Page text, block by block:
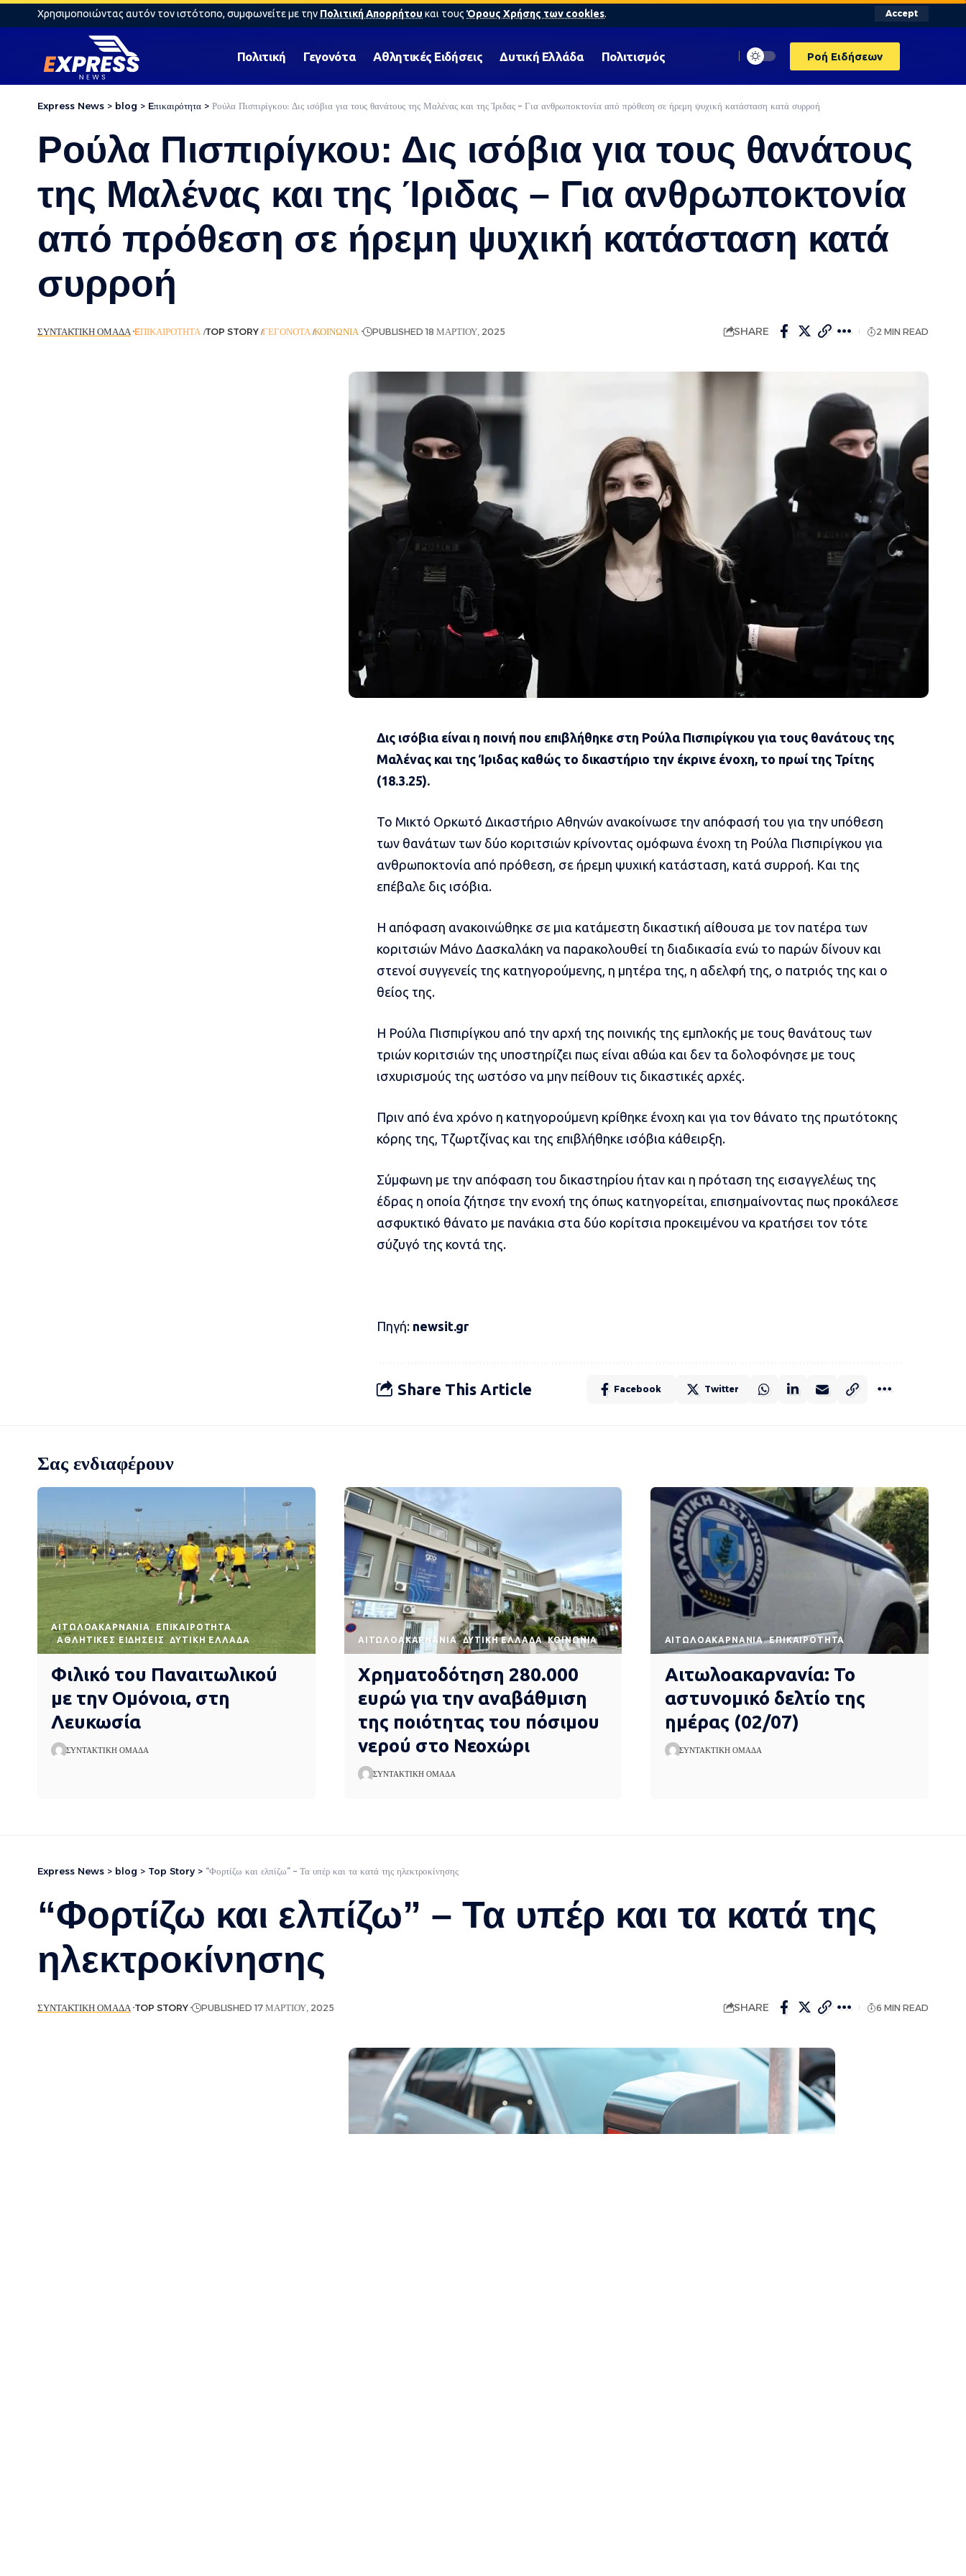
Χρησιμοποιώντας αυτόν τον ιστότοπο, συμφωνείτε με την Πολιτική Απορρήτου και τους Όρους Χρήσης των cookies. Accept
Πολιτική Γεγονότα Αθλητικές Ειδήσεις Δυτική Ελλάδα Πολιτισμός Ροή Ειδήσεων
Express News > blog > Eπικαιρότητα > Ρούλα Πισπιρίγκου: Δις ισόβια για τους θανάτους της Μαλένας και της Ίριδας – Για ανθρωποκτονία από πρόθεση σε ήρεμη ψυχική κατάσταση κατά συρροή
Ρούλα Πισπιρίγκου: Δις ισόβια για τους θανάτους
της Μαλένας και της Ίριδας – Για ανθρωποκτονία
από πρόθεση σε ήρεμη ψυχική κατάσταση κατά
συρροή
ΣΥΝΤΑΚΤΙΚΉ ΟΜΆΔΑ EΠΙΚΑΙΡΌΤΗΤΑ TOP STORY ΓΕΓΟΝΌΤΑ ΚΟΙΝΩΝΊΑ PUBLISHED 18 ΜΑΡΤΊΟΥ, 2025 SHARE 2 MIN READ
Δις ισόβια είναι η ποινή που επιβλήθηκε στη Ρούλα Πισπιρίγκου για τους θανάτους της
Μαλένας και της Ίριδας καθώς το δικαστήριο την έκρινε ένοχη, το πρωί της Τρίτης
(18.3.25).
Το Μικτό Ορκωτό Δικαστήριο Αθηνών ανακοίνωσε την απόφασή του για την υπόθεση
των θανάτων των δύο κοριτσιών κρίνοντας ομόφωνα ένοχη τη Ρούλα Πισπιρίγκου για
ανθρωποκτονία από πρόθεση, σε ήρεμη ψυχική κατάσταση, κατά συρροή. Και της
επέβαλε δις ισόβια.
Η απόφαση ανακοινώθηκε σε μια κατάμεστη δικαστική αίθουσα με τον πατέρα των
κοριτσιών Μάνο Δασκαλάκη να παρακολουθεί τη διαδικασία ενώ το παρών δίνουν και
στενοί συγγενείς της κατηγορούμενης, η μητέρα της, η αδελφή της, ο πατριός της και ο
θείος της.
Η Ρούλα Πισπιρίγκου από την αρχή της ποινικής της εμπλοκής με τους θανάτους των
τριών κοριτσιών της υποστηρίζει πως είναι αθώα και δεν τα δολοφόνησε με τους
ισχυρισμούς της ωστόσο να μην πείθουν τις δικαστικές αρχές.
Πριν από ένα χρόνο η κατηγορούμενη κρίθηκε ένοχη και για τον θάνατο της πρωτότοκης
κόρης της, Τζωρτζίνας και της επιβλήθηκε ισόβια κάθειρξη.
Σύμφωνη με την απόφαση του δικαστηρίου ήταν και η πρόταση της εισαγγελέως της
έδρας η οποία ζήτησε την ενοχή της όπως κατηγορείται, επισημαίνοντας πως προκάλεσε
ασφυκτικό θάνατο με πανάκια στα δύο κορίτσια προκειμένου να κρατήσει τον τότε
σύζυγό της κοντά της.
Πηγή:newsit.gr
Share This Article Facebook Twitter
Σας ενδιαφέρουν
AΙΤΩΛΟΑΚΑΡΝΑΝΊΑ
EΠΙΚΑΙΡΌΤΗΤΑ
ΑΘΛΗΤΙΚΈΣ ΕΙΔΉΣΕΙΣ
ΔΥΤΙΚΉ ΕΛΛΆΔΑ
Φιλικό του Παναιτωλικού
με την Ομόνοια, στη
Λευκωσία
ΣΥΝΤΑΚΤΙΚΉ ΟΜΆΔΑ
AΙΤΩΛΟΑΚΑΡΝΑΝΊΑ ΔΥΤΙΚΉ ΕΛΛΆΔΑ ΚΟΙΝΩΝΊΑ
Χρηματοδότηση 280.000
ευρώ για την αναβάθμιση
της ποιότητας του πόσιμου
νερού στο Νεοχώρι
ΣΥΝΤΑΚΤΙΚΉ ΟΜΆΔΑ
AΙΤΩΛΟΑΚΑΡΝΑΝΊΑ EΠΙΚΑΙΡΌΤΗΤΑ
Αιτωλοακαρνανία: Το
αστυνομικό δελτίο της
ημέρας (02/07)
ΣΥΝΤΑΚΤΙΚΉ ΟΜΆΔΑ
Express News > blog > Top Story > “Φορτίζω και ελπίζω” – Τα υπέρ και τα κατά της ηλεκτροκίνησης
“Φορτίζω και ελπίζω” – Τα υπέρ και τα κατά της
ηλεκτροκίνησης
ΣΥΝΤΑΚΤΙΚΉ ΟΜΆΔΑ TOP STORY PUBLISHED 17 ΜΑΡΤΊΟΥ, 2025 SHARE 6 MIN READ